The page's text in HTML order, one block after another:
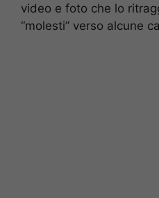
video e foto che lo
“molesti” verso alcune